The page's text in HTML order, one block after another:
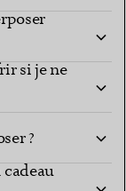
si je ne
?
cadeau